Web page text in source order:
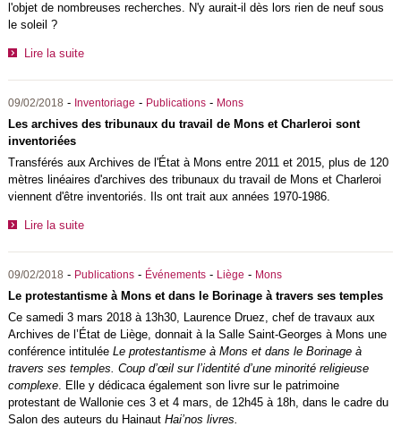
l'objet de nombreuses recherches. N'y aurait-il dès lors rien de neuf sous
le soleil ?
Lire la suite
09/02/2018 - Inventoriage - Publications- Mons
Les archives des tribunaux du travail de Mons et Charleroi sont
inventoriées
Transférés aux Archives de l'État à Mons entre 2011 et 2015, plus de 120
mètres linéaires d'archives des tribunaux du travail de Mons et Charleroi
viennent d'être inventoriés. Ils ont trait aux années 1970-1986.
Lire la suite
09/02/2018 - Publications- Événements- Liège - Mons
Le protestantisme à Mons et dans le Borinage à travers ses temples
Ce samedi 3 mars 2018 à 13h30, Laurence Druez, chef de travaux aux
Archives de l’État de Liège, donnait à la Salle Saint-Georges à Mons une
conférence intitulée Le protestantisme à Mons et dans le Borinage à
travers ses temples. Coup d’œil sur l’identité d’une minorité religieuse
complexe. Elle y dédicaca également son livre sur le patrimoine
protestant de Wallonie ces 3 et 4 mars, de 12h45 à 18h, dans le cadre du
Salon des auteurs du Hainaut Hai’nos livres.